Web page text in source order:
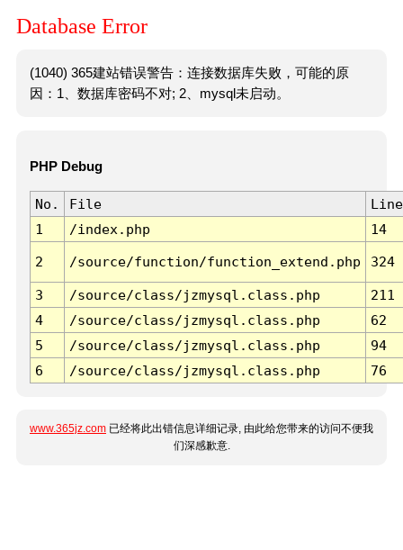
Database Error
(1040) 365建站错误警告：连接数据库失败，可能的原
因：1、数据库密码不对; 2、mysql未启动。
PHP Debug
No. File
Line
1
/index.php 14
2 /source/function/function_extend.php 324
3 /source/class/jzmysql.class.php
211
4
/source/class/jzmysql.class.php
62
5
/source/class/jzmysql.class.php
94
6
/source/class/jzmysql.class.php 76
www.365jz.com 已经将此出错信息详细记录, 由此给您带来的访问不便我
们深感歉意.